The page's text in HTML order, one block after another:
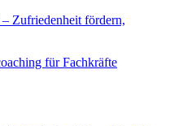
Zufriedenheit fördern,
für Fachkräfte